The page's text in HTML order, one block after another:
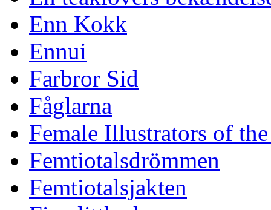
Enn Kokk
Ennui
Farbror Sid
Fåglarna
Female Illustrators of
Femtiotalsdrömmen
Femtiotalsjakten